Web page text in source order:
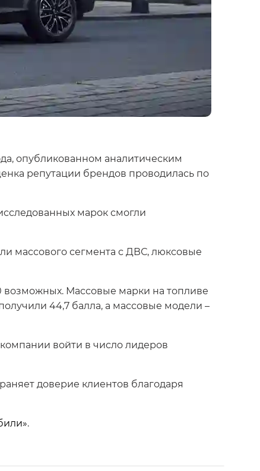
опубликованном аналитическим
репутации брендов проводилась по
марок смогли
массового сегмента с ДВС, люксовые
возможных. Массовые марки на топливе
44,7 балла, а массовые модели –
войти в число лидеров
доверие клиентов благодаря
.